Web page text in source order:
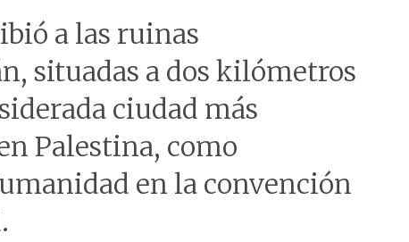
a las ruinas
situadas a dos kilómetros
ciudad más
Palestina, como
en la convención